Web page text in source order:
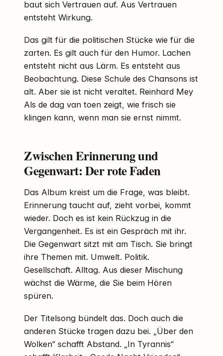
baut sich Vertrauen auf. Aus Vertrauen
entsteht Wirkung.
Das gilt für die politischen Stücke wie für die
zarten. Es gilt auch für den Humor. Lachen
entsteht nicht aus Lärm. Es entsteht aus
Beobachtung. Diese Schule des Chansons ist
alt. Aber sie ist nicht veraltet. Reinhard Mey
Als de dag van toen zeigt, wie frisch sie
klingen kann, wenn man sie ernst nimmt.
Zwischen Erinnerung und
Gegenwart: Der rote Faden
Das Album kreist um die Frage, was bleibt.
Erinnerung taucht auf, zieht vorbei, kommt
wieder. Doch es ist kein Rückzug in die
Vergangenheit. Es ist ein Gespräch mit ihr.
Die Gegenwart sitzt mit am Tisch. Sie bringt
ihre Themen mit. Umwelt. Politik.
Gesellschaft. Alltag. Aus dieser Mischung
wächst die Wärme, die Sie beim Hören
spüren.
Der Titelsong bündelt das. Doch auch die
anderen Stücke tragen dazu bei. „Über den
Wolken“ schafft Abstand. „In Tyrannis“